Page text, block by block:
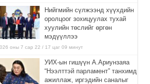
Нийгмийн сүлжээнд хүүхдийн
оролцоог зохицуулах тухай
хуулийн төслийг өргөн
мэдүүллээ
оны 7 сар 22 / 17 цаг 09 минут
УИХ-ын гишүүн А.Ариунзаяа
“Нээлттэй парламент” танхимд
ажиллаж, иргэдийн саналыг